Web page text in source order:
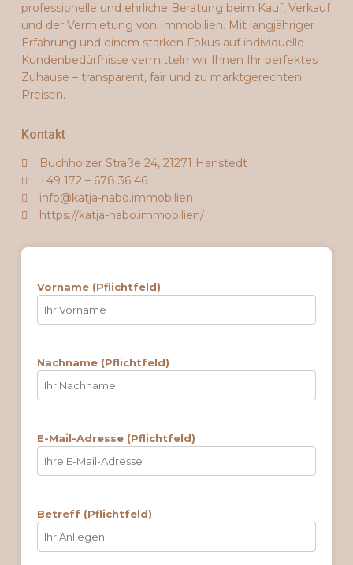
professionelle und ehrliche Beratung beim Kauf, Verkauf
und der Vermietung von Immobilien. Mit langjähriger
Erfahrung und einem starken Fokus auf individuelle
Kundenbedürfnisse vermitteln wir Ihnen Ihr perfektes
Zuhause – transparent, fair und zu marktgerechten
Preisen.
Kontakt
Buchholzer Straße 24, 21271 Hanstedt
+49 172 – 678 36 46
info@katja-nabo.immobilien
https://katja-nabo.immobilien/
Vorname (Pflichtfeld)
Nachname (Pflichtfeld)
E-Mail-Adresse (Pflichtfeld)
Betreff (Pflichtfeld)